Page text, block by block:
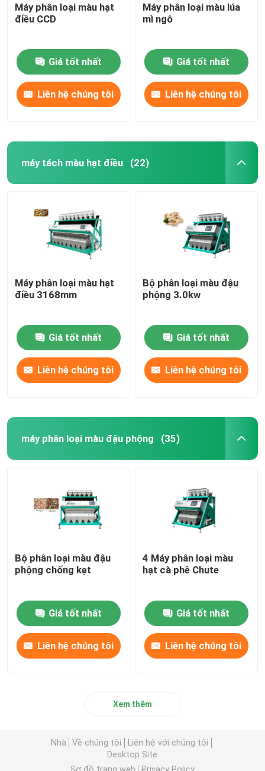
Máy phân loại màu hạt
điều CCD
Giá tốt nhất
Liên hệ chúng tôi
Máy phân loại màu lúa
mì ngô
Giá tốt nhất
Liên hệ chúng tôi
máy tách màu hạt điều (22)
Máy phân loại màu hạt
điều 3168mm
Giá tốt nhất
Liên hệ chúng tôi
Bộ phân loại màu đậu
phộng 3.0kw
Giá tốt nhất
Liên hệ chúng tôi
máy phân loại màu đậu phộng (35)
Bộ phân loại màu đậu
phộng chống kẹt
Giá tốt nhất
Liên hệ chúng tôi
4 Máy phân loại màu
hạt cà phê Chute
Giá tốt nhất
Liên hệ chúng tôi
Xem thêm
Nhà Về chúng tôi
Liên hệ với chúng tôi
Desktop Site
Sơ đồ trang web
Privacy Policy